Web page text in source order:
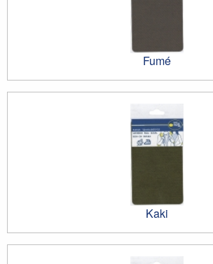
Fumé
Kaki